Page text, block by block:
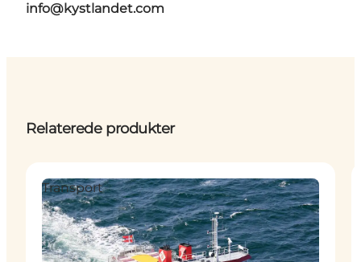
info@kystlandet.com
Relaterede produkter
Transport